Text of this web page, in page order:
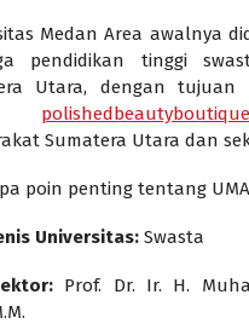
Medan Area awalnya
pendidikan tinggi
Utara, dengan tujuan
Sumatera Utara dan
poin penting tentang
Universitas: Swasta
Prof. Dr. Ir. H.